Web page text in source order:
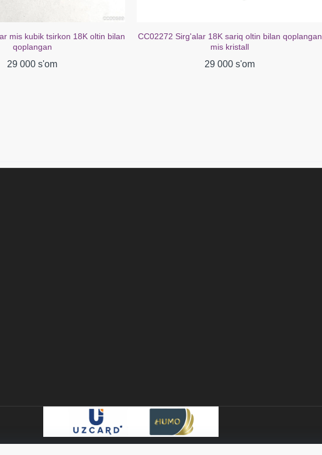
mis kubik tsirkon 18K oltin bilan
qoplangan
29 000 s'om
CC02272 Sirg'alar 18K sariq oltin bilan qoplangan
mis kristall
29 000 s'om